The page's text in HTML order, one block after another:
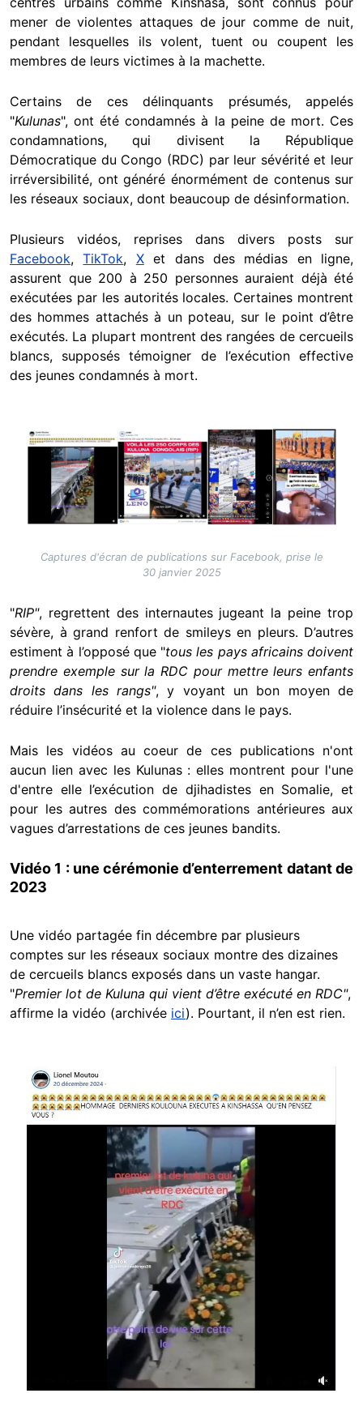
mener de violentes attaques de jour comme de nuit,
pendant lesquelles ils volent, tuent ou coupent les
membres de leurs victimes à la machette.
Certains de ces délinquants présumés, appelés
"Kulunas", ont été condamnés à la peine de mort. Ces
condamnations, qui divisent la République
Démocratique du Congo (RDC) par leur sévérité et leur
irréversibilité, ont généré énormément de contenus sur
les réseaux sociaux, dont beaucoup de désinformation.
Plusieurs vidéos, reprises dans divers posts sur
Facebook,TikTok, Xet dans des médias en ligne,
assurent que 200 à 250 personnes auraient déjà été
exécutées par les autorités locales. Certaines montrent
des hommes attachés à un poteau, sur le point d’être
exécutés. La plupart montrent des rangées de cercueils
blancs, supposés témoigner de l’exécution effective
des jeunes condamnés à mort.
Image
Captures d'écran de publications sur Facebook, prise le
30 janvier 2025
"RIP", regrettent des internautes jugeant la peine trop
sévère, à grand renfort de smileys en pleurs. D’autres
estiment à l’opposé que "tous les pays africains doivent
prendre exemple sur la RDC pour mettre leurs enfants
droits dans les rangs", y voyant un bon moyen de
réduire l’insécurité et la violence dans le pays.
Mais les vidéos au coeur de ces publications n'ont
aucun lien avec les Kulunas : elles montrent pour l'une
d'entre elle l’exécution de djihadistes en Somalie, et
pour les autres des commémorations antérieures aux
vagues d’arrestations de ces jeunes bandits.
Vidéo 1 : une cérémonie d’enterrement datant de
2023
Une vidéo partagée fin décembre par plusieurs
comptes sur les réseaux sociaux montre des dizaines
de cercueils blancs exposés dans un vaste hangar.
"Premier lot de Kuluna qui vient d’être exécuté en RDC",
affirme la vidéo (archivée ici). Pourtant, il n’en est rien.
Image